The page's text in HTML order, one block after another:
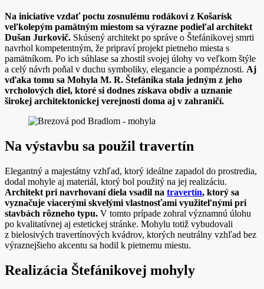
Na iniciatíve vzdať poctu zosnulému rodákovi z Košarísk
veľkolepým pamätným miestom sa výrazne podieľal architekt
Dušan Jurkovič. Skúsený architekt po správe o Štefánikovej smrti
navrhol kompetentným, že pripraví projekt pietneho miesta s
pamätníkom. Po ich súhlase sa zhostil svojej úlohy vo veľkom štýle
a celý návrh poňal v duchu symboliky, elegancie a pompéznosti. Aj
vďaka tomu sa Mohyla M. R. Štefánika stala jedným z jeho
vrcholových diel, ktoré si dodnes získava obdiv a uznanie
širokej architektonickej verejnosti doma aj v zahraničí.
Na výstavbu sa použil travertín
Elegantný a majestátny vzhľad, ktorý ideálne zapadol do prostredia,
dodal mohyle aj materiál, ktorý bol použitý na jej realizáciu.
Architekt pri navrhovaní diela vsadil na travertín, ktorý sa
vyznačuje viacerými skvelými vlastnosťami využiteľnými pri
stavbách rôzneho typu. V tomto prípade zohral významnú úlohu
po kvalitatívnej aj estetickej stránke. Mohylu totiž vybudovali
z bielosivých travertínových kvádrov, ktorých neutrálny vzhľad bez
výraznejšieho akcentu sa hodil k pietnemu miestu.
Realizácia Štefánikovej mohyly